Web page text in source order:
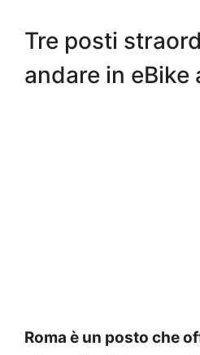
Tre posti
andare in eBike
Roma è un posto che